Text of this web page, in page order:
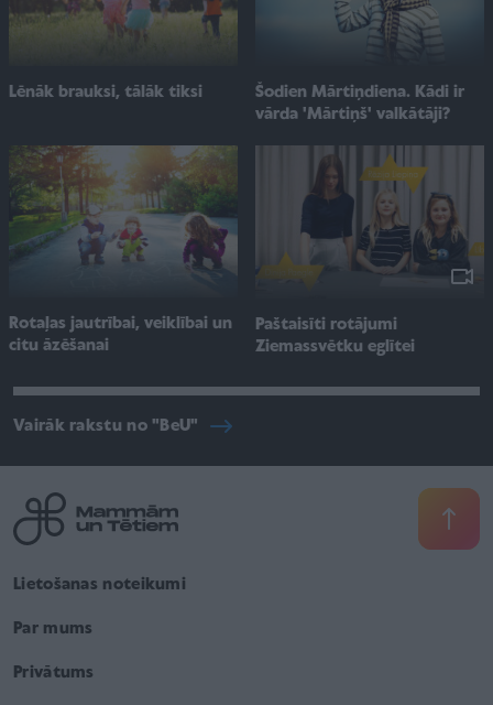
Lēnāk brauksi, tālāk tiksi
Šodien Mārtiņdiena. Kādi ir
vārda 'Mārtiņš' valkātāji?
Rotaļas jautrībai, veiklībai un
citu āzēšanai
Paštaisīti rotājumi
Ziemassvētku eglītei
Vairāk rakstu no "BeU"
Lietošanas noteikumi
Par mums
Privātums